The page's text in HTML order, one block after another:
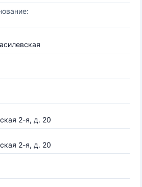
2-я, д. 20
2-я, д. 20